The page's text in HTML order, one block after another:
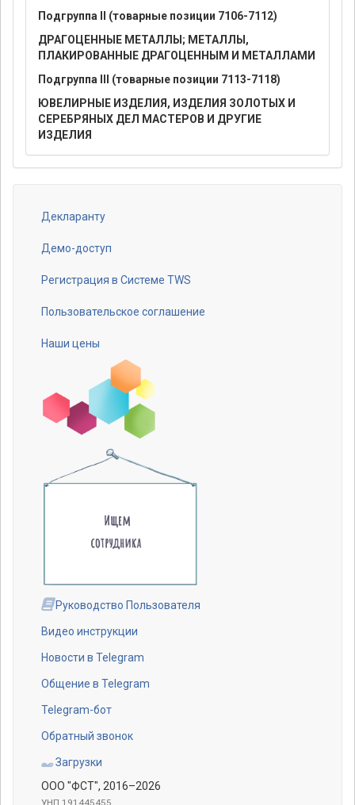
Подгруппа II (товарные позиции 7106-7112)
ДРАГОЦЕHHЫЕ МЕТАЛЛЫ; МЕТАЛЛЫ,
ПЛАКИРОВАHHЫЕ ДРАГОЦЕHHЫМ И МЕТАЛЛАМИ
Подгруппа III (товарные позиции 7113-7118)
ЮВЕЛИРНЫЕ ИЗДЕЛИЯ, ИЗДЕЛИЯ ЗОЛОТЫХ И
СЕРЕБРЯНЫХ ДЕЛ МАСТЕРОВ И ДРУГИЕ
ИЗДЕЛИЯ
Footer
menu
Декларанту
Демо-доступ
Регистрация в Системе TWS
Пользовательское соглашение
Наши цены
Руководство Пользователя
Видео инструкции
Новости в Telegram
Общение в Telegram
Telegram-бот
Обратный звонок
Загрузки
ООО "ФСТ", 2016–2026
УНП 191445455